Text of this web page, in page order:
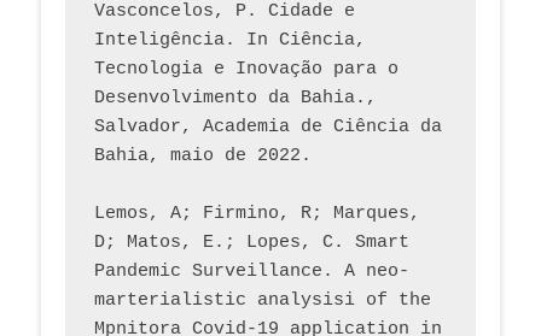
Vasconcelos, P. Cidade e
Inteligência. In Ciência,
Tecnologia e Inovação para o
Desenvolvimento da Bahia.,
Salvador, Academia de Ciência da
Bahia, maio de 2022.
Lemos, A; Firmino, R; Marques,
D; Matos, E.; Lopes, C. Smart
Pandemic Surveillance. A neo-
marterialistic analysisi of the
Mpnitora Covid-19 application in